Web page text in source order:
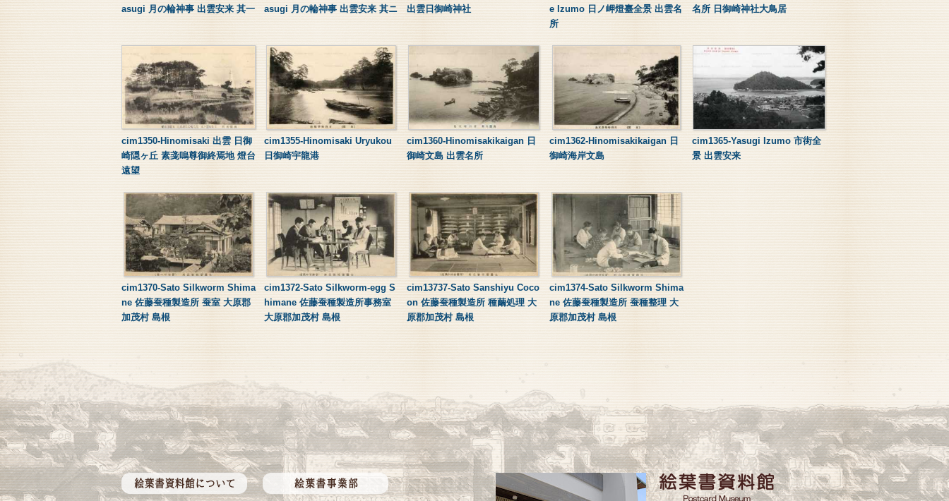
asugi 月の輪神事 出雲安来 其一
asugi 月の輪神事 出雲安来 其ニ
出雲日御崎神社
e Izumo 日ノ岬燈臺全景 出雲名
所
名所 日御崎神社大鳥居
cim1350-Hinomisaki 出雲 日御
崎隠ヶ丘 素戔嗚尊御終焉地 燈台
遠望
cim1355-Hinomisaki Uryukou
日御崎宇龍港
cim1360-Hinomisakikaigan 日
御崎文島 出雲名所
cim1362-Hinomisakikaigan 日
御崎海岸文島
cim1365-Yasugi Izumo 市街全
景 出雲安来
cim1370-Sato Silkworm Shima
ne 佐藤蚕種製造所 蚕室 大原郡
加茂村 島根
cim1372-Sato Silkworm-egg S
himane 佐藤蚕種製造所事務室
大原郡加茂村 島根
cim13737-Sato Sanshiyu Coco
on 佐藤蚕種製造所 種繭処理 大
原郡加茂村 島根
cim1374-Sato Silkworm Shima
ne 佐藤蚕種製造所 蚕種整理 大
原郡加茂村 島根